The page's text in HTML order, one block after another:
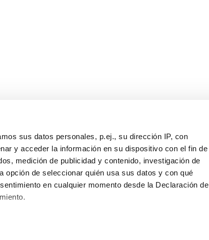
sus datos personales, p.ej., su dirección IP, con
y acceder la información en su dispositivo con el fin de
medición de publicidad y contenido, investigación de
opción de seleccionar quién usa sus datos y con qué
en cualquier momento desde la Declaración de